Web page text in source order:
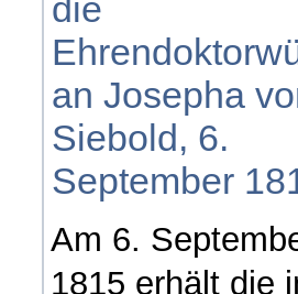
die
an Josepha
Siebold, 6.
September
Am 6.
1815 erhält die